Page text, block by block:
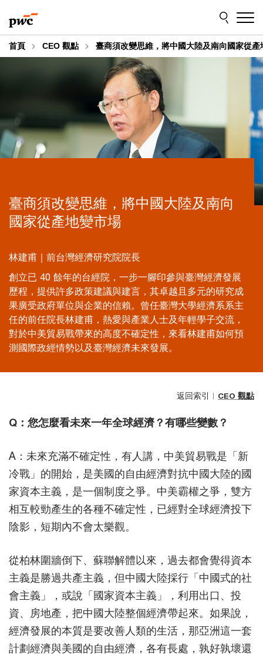
to
content
to
footer
首頁 CEO 觀點 臺商須改變思維，將中國大陸及南向國家從產
臺商須改變思維，將中國大陸及南向
國家從產地變市場
林建甫｜前台灣經濟研究院院長
創立已 40 餘年的台經院，一步一腳印參與臺灣經濟發展
歷程，提供許多政策建議與建言，其卓越且多元的研究成
果廣受政府單位與企業的信賴。曾任臺灣大學經濟系系主
任的前任院長林建甫，熱愛與產業人士及年輕學子交流，
對於中美貿易戰帶來的高度不確定性，來看林建甫如何預
測國際政經情勢以及臺灣經濟未來發展。
返回索引︱ CEO 觀點
Q：您怎麼看未來一年全球經濟？有哪些變數？
A：未來充滿不確定性，有人講，中美貿易戰是「新
冷戰」的開始，是美國的自由經濟對抗中國大陸的國
家資本主義，是一個制度之爭。中美霸權之爭，雙方
相互較勁產生的各種不確定性，已經對全球經濟投下
陰影，短期內不會太樂觀。
從柏林圍牆倒下、蘇聯解體以來，過去都會覺得資本
主義是勝過共產主義，但中國大陸採行「中國式的社
會主義」，或說「國家資本主義」，利用出口、投
資、房地產，把中國大陸整個經濟帶起來。如果說，
經濟發展的本質是要改善人類的生活，那亞洲這一套
計劃經濟與美國的自由經濟，各有長處，孰好孰壞還